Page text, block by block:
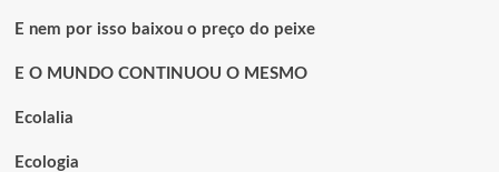
E nem por isso baixou o preço do peixe
E O MUNDO CONTINUOU O MESMO
Ecolalia
Ecologia